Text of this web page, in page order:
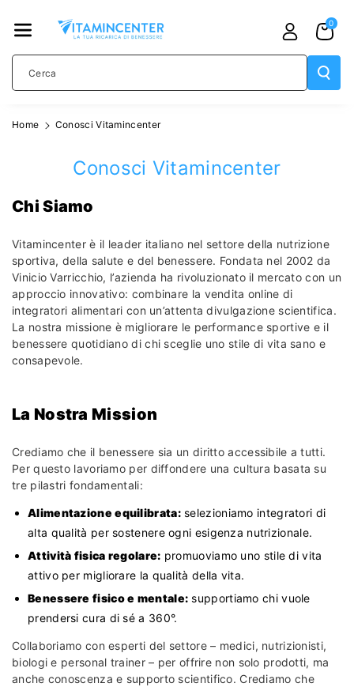
AI CONTE
Cerca
0
Home Conosci Vitamincenter
Conosci Vitamincenter
Chi Siamo
Vitamincenter è il leader italiano nel settore della nutrizione
sportiva, della salute e del benessere. Fondata nel 2002 da
Vinicio Varricchio, l’azienda ha rivoluzionato il mercato con un
approccio innovativo: combinare la vendita online di
integratori alimentari con un’attenta divulgazione scientifica.
La nostra missione è migliorare le performance sportive e il
benessere quotidiano di chi sceglie uno stile di vita sano e
consapevole.
La Nostra Mission
Crediamo che il benessere sia un diritto accessibile a tutti.
Per questo lavoriamo per diffondere una cultura basata su
tre pilastri fondamentali:
Alimentazione equilibrata:selezioniamo integratori di
alta qualità per sostenere ogni esigenza nutrizionale.
Attività fisica regolare: promuoviamo uno stile di vita
attivo per migliorare la qualità della vita.
Benessere fisico e mentale: supportiamo chi vuole
prendersi cura di sé a 360°.
Collaboriamo con esperti del settore – medici, nutrizionisti,
biologi e personal trainer – per offrire non solo prodotti, ma
anche conoscenza e supporto scientifico. Crediamo che